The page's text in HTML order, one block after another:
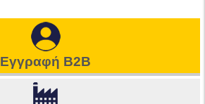
Εγγραφή B2B